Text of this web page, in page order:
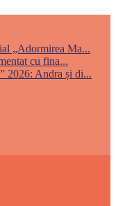
„Adormirea Ma...
cu fina...
2026: Andra și di...